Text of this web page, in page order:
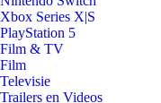
Xbox Series X|S
PlayStation 5
Film & TV
Film
Televisie
Trailers en Videos